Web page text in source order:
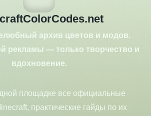
архив цветов и модов.
рекламы — только творчество и
вдохновение.
площадке все официальные
практические гайды по их